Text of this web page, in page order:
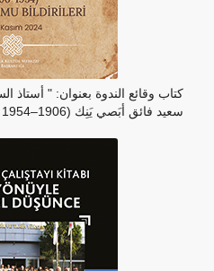
كتاب وقائع الندوة بعنوان: " أستاذ
سعيد فائق أبَصي يَنِك (1906–1954 "